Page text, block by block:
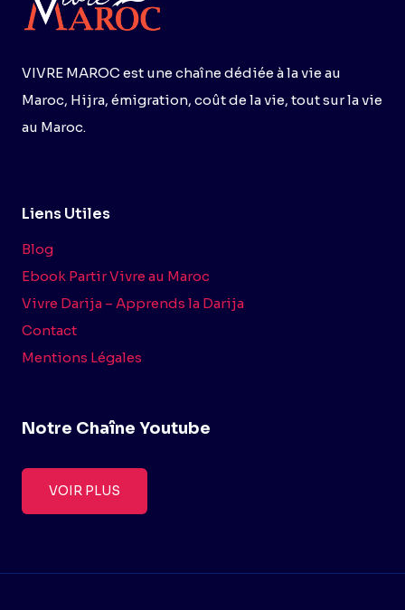
VIVRE MAROC est une chaîne dédiée à la vie au
Maroc, Hijra, émigration, coût de la vie, tout sur la vie
au Maroc.
Liens Utiles
Blog
Ebook Partir Vivre au Maroc
Vivre Darija – Apprends la Darija
Contact
Mentions Légales
Notre Chaîne Youtube
VOIR PLUS